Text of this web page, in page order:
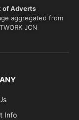
of Adverts
aggregated from
JCN
Info